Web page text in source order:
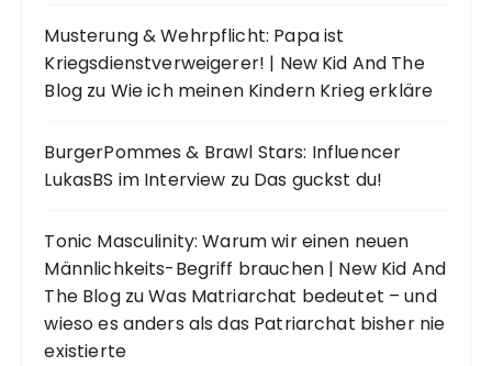
Musterung & Wehrpflicht: Papa ist
Kriegsdienstverweigerer! | New Kid And The
Blog zu Wie ich meinen Kindern Krieg erkläre
BurgerPommes & Brawl Stars: Influencer
LukasBS im Interview zu Das guckst du!
Tonic Masculinity: Warum wir einen neuen
Männlichkeits-Begriff brauchen | New Kid And
The BlogzuWas Matriarchat bedeutet – und
wieso es anders als das Patriarchat bisher nie
existierte